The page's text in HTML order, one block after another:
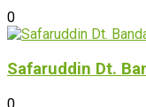
0
Safaruddin Dt.